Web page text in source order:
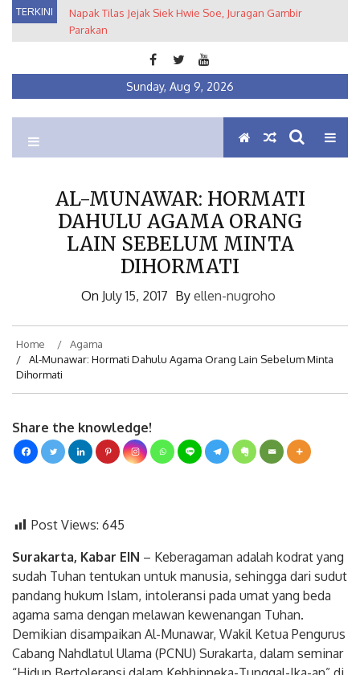
SkipTERKINI
Napak Tilas Jejak Siek Hwie Soe, Juragan Gambir
Parakan
Kuratorial Pameran Arsip Fotografi: Metropolis
Semarang 1930-1950an dari Balik Lensa Fotografer Tan
Sunday, Aug 9, 2026
Ein Institute
Membumikan Pluralisme
AL-MUNAWAR: HORMATI
DAHULU AGAMA ORANG
LAIN SEBELUM MINTA
DIHORMATI
July 15, 2017 By ellen-nugroho
Home
Agama
Al-Munawar: Hormati Dahulu Agama Orang Lain Sebelum Minta
Share the knowledge!
Surakarta, Kabar EIN
– Keberagaman adalah kodrat yang
sudah Tuhan tentukan untuk manusia, sehingga dari sudut
pandang hukum Islam, intoleransi pada umat yang beda
agama sama dengan melawan kewenangan Tuhan.
Demikian disampaikan Al-Munawar, Wakil Ketua Pengurus
Cabang Nahdlatul Ulama (PCNU) Surakarta, dalam seminar